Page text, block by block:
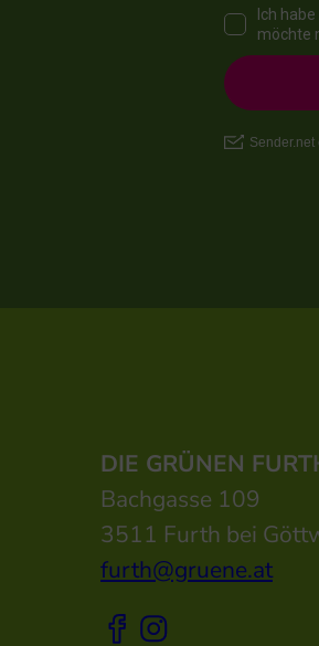
DIE GRÜNEN
Bachgasse 109
3511 Furth bei
furth@gruene.at